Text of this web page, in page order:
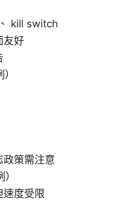
kill switch
友好
政策需注意
速度受限